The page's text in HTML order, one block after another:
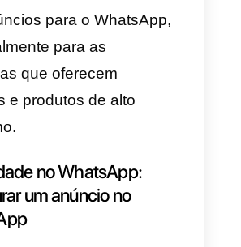
é a app de
mais popular do
isso significa que
de empresas e
de pessoas a usam ao
do planeta para
conversas com